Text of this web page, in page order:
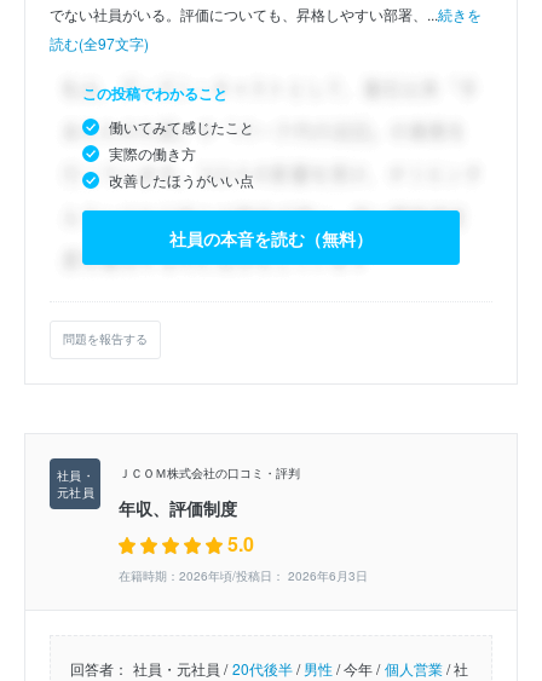
でない社員がいる。評価についても、昇格しやすい部署、...続きを
読む(全97文字)
この投稿でわかること
働いてみて感じたこと
実際の働き方
改善したほうがいい点
社員の本音を読む（無料）
問題を報告する
ＪＣＯＭ株式会社の口コミ・評判
年収、評価制度
5.0
在籍時期：2026年頃/投稿日： 2026年6月3日
回答者： 社員・元社員 / 20代後半/男性/今年 / 個人営業/社